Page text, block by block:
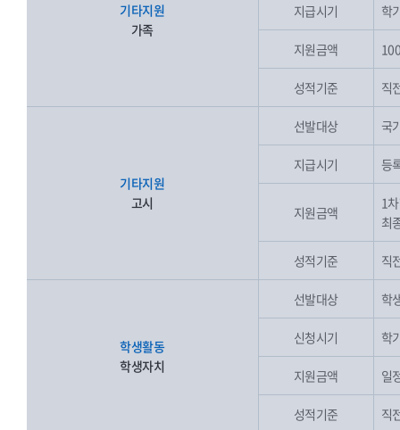
기타지원
가족
지급시기 학
지원금액
성적기준 직
기타지원
고시
선발대상 국
지급시기 등
지원금액
1
최
성적기준 직
학생활동
학생자치
선발대상 학
신청시기 학
지원금액 일
성적기준 직